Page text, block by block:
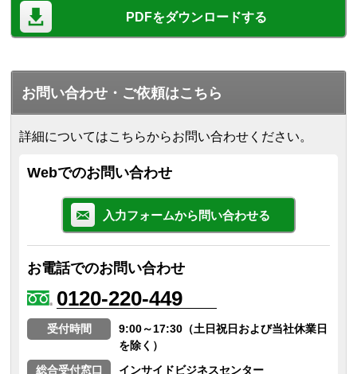
PDFをダウンロードする
お問い合わせ・ご依頼はこちら
詳細についてはこちらからお問い合わせください。
Webでのお問い合わせ
入力フォームから問い合わせる
お電話でのお問い合わせ
0120-220-449
受付時間
9:00～17:30（土日祝日および当社休業日
を除く）
総合受付窓口
インサイドビジネスセンター